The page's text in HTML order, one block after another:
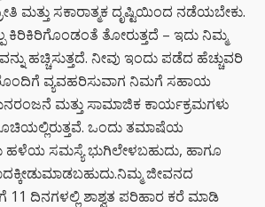
ಮತ್ತು ಸಕಾರಾತ್ಮಕ ದೃಷ್ಟಿಯಿಂದ ನಡೆಯಬೇಕು.
ಕಿರಿಕಿರಿಗೊಂಡಂತೆ ತೋರುತ್ತದೆ – ಇದು ನಿಮ್ಮ
ಹಚ್ಚಿಸುತ್ತದೆ. ನೀವು ಇಂದು ಪಡೆದ ಹೆಚ್ಚುವರಿ
ವ್ಯವಹರಿಸುವಾಗ ನಿಮಗೆ ಸಹಾಯ
ಮತ್ತು ಸಾಮಾಜಿಕ ಕಾರ್ಯಕ್ರಮಗಳು
ಒಂದು ತಮಾಷೆಯ
ಹಳೆಯ ಸಮಸ್ಯೆ ಭುಗಿಲೇಳಬಹುದು, ಹಾಗೂ
ಜೀವನದ
ದಿನಗಳಲ್ಲಿ ಶಾಶ್ವತ ಪರಿಹಾರ ಕರೆ ಮಾಡಿ